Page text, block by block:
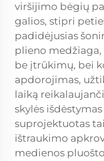
viršijimo bėgių
galios, stipri
padidėjusias
plieno
be įtrūkimų, bei
apdorojimas,
laiką
skylės
suprojektuotas
ištraukimo
medienos